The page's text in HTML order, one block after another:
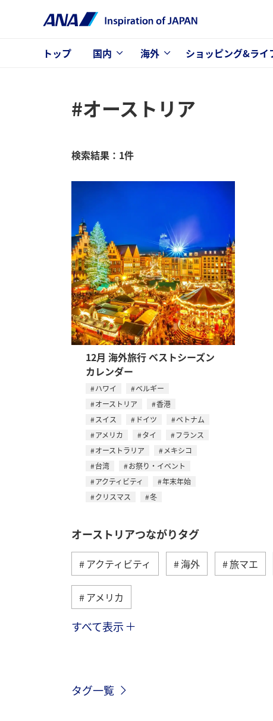
トップ 国内 海外 ショッピング&ライ
#オーストリア
検索結果：1件
12月 海外旅行 ベストシーズン
カレンダー
ハワイ
ベルギー
オーストリア
香港
スイス
ドイツ
ベトナム
アメリカ
タイ
フランス
オーストラリア
メキシコ
台湾
お祭り・イベント
アクティビティ
年末年始
クリスマス
冬
オーストリアつながりタグ
アクティビティ 海外 旅マエ
アメリカ
ベトナム
東南アジア・南アジア
すべて表示
タグ一覧